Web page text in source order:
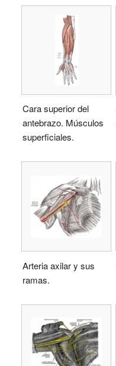
Cara superior del
antebrazo. Músculos
superficiales.
Arteria axilar y sus
ramas.